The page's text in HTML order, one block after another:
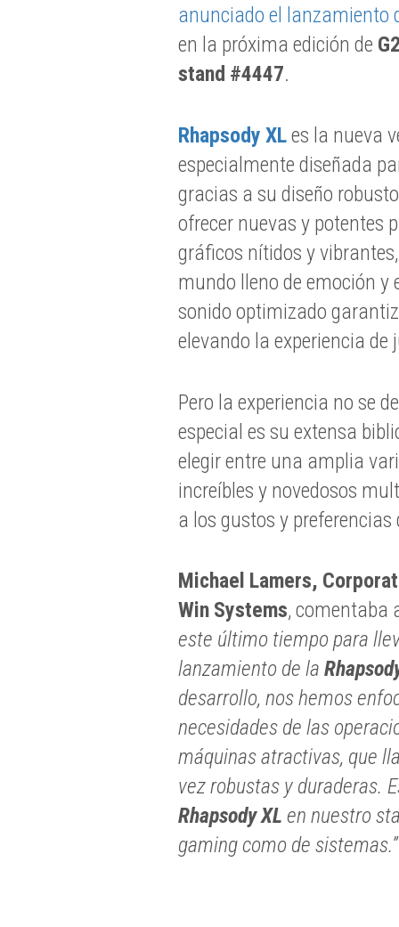
anunciado el lanzamiento
en la próxima edición de
stand #4447.
Rhapsody XLes la nueva
especialmente diseñada
gracias a su diseño
ofrecer nuevas y potentes
gráficos nítidos y
mundo lleno de emoción
sonido optimizado
elevando la experiencia de
Pero la experiencia no se
especial es su extensa
elegir entre una amplia
increíbles y novedosos
a los gustos y
Michael Lamers,
Win Systems, comentaba
este último tiempo para
lanzamiento de la
desarrollo, nos hemos
necesidades de las
máquinas atractivas, que
vez robustas y duraderas.
Rhapsody XL en nuestro
gaming como de sistemas.”